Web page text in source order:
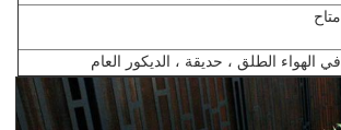
متاح
في الهواء الطلق ، حديقة ، الديكور العام